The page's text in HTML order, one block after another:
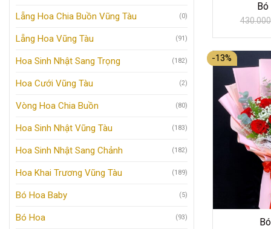
Lẵng Hoa Chia Buồn Vũng Tàu (0)
Lẵng Hoa Vũng Tàu (91)
Hoa Sinh Nhật Sang Trọng (182)
Hoa Cưới Vũng Tàu (2)
Vòng Hoa Chia Buồn (80)
Hoa Sinh Nhật Vũng Tàu (183)
Hoa Sinh Nhật Sang Chảnh (182)
Hoa Khai Trương Vũng Tàu (189)
Bó Hoa Baby (5)
Bó Hoa (93)
430.000
-13%